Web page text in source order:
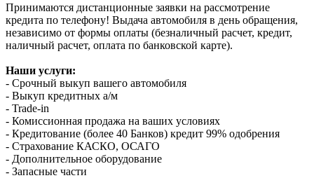
Принимаются дистанционные заявки на рассмотрение
кредита по телефону! Выдача автомобиля в день обращения,
независимо от формы оплаты (безналичный расчет, кредит,
наличный расчет, оплата по банковской карте).
Наши услуги:
- Срочный выкуп вашего автомобиля
- Выкуп кредитных а/м
- Trade-in
- Комиссионная продажа на ваших условиях
- Кредитование (более 40 Банков) кредит 99% одобрения
- Страхование КАСКО, ОСАГО
- Дополнительное оборудование
- Запасные части